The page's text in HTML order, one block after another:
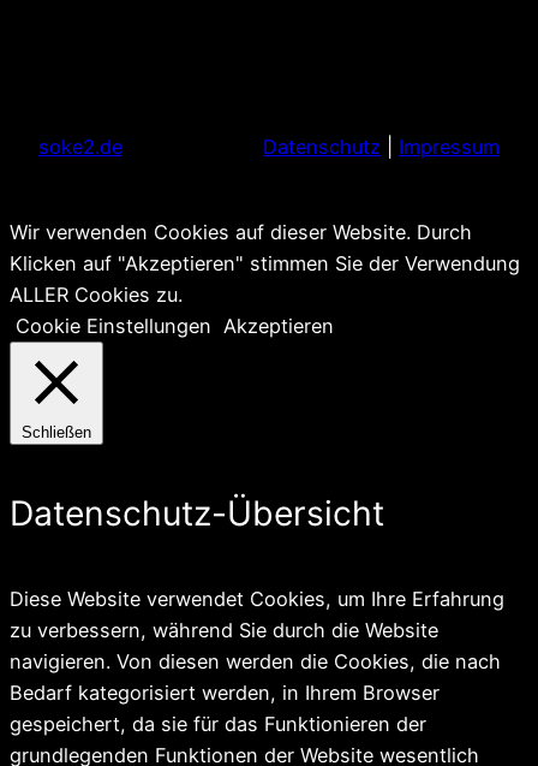
soke2.de Datenschutz Impressum
Wir verwenden Cookies auf dieser Website. Durch
Klicken auf "Akzeptieren" stimmen Sie der Verwendung
ALLER Cookies zu.
Cookie Einstellungen Akzeptieren
Schließen
Datenschutz-Übersicht
Diese Website verwendet Cookies, um Ihre Erfahrung
zu verbessern, während Sie durch die Website
navigieren. Von diesen werden die Cookies, die nach
Bedarf kategorisiert werden, in Ihrem Browser
gespeichert, da sie für das Funktionieren der
grundlegenden Funktionen der Website wesentlich